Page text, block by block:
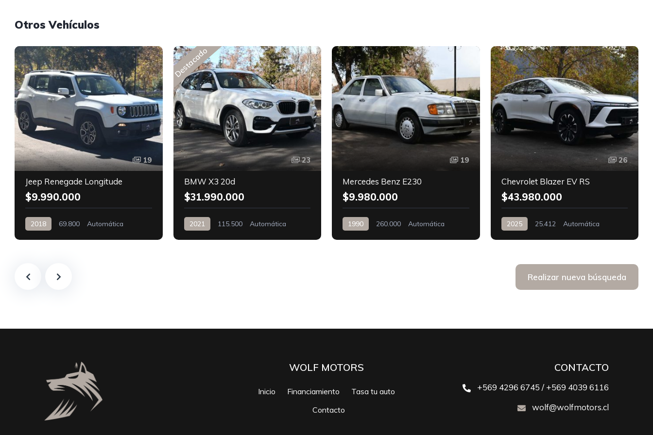
Otros Vehículos
19
Jeep Renegade Longitude
$9.990.000
2018 69.800 Automática
Destacado
23
BMW X3 20d
$31.990.000
2021 115.500 Automática
19
Mercedes Benz E230
$9.980.000
1990 260.000 Automática
26
Chevrolet Blazer EV RS
$43.980.000
2025 25.412 Automática
Realizar nueva búsqueda
WOLF MOTORS
Inicio Financiamiento
Tasa tu auto
Contacto
CONTACTO
+569 4296 6745 / +569 4039 6116
wolf@wolfmotors.cl